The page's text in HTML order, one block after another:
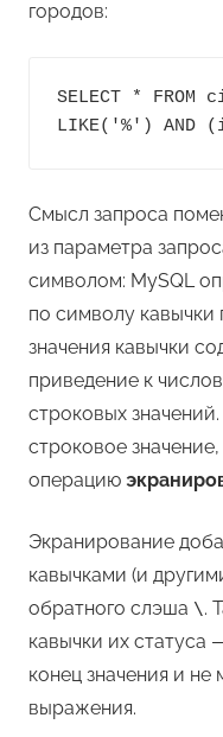
городов:
SELECT * FROM
Смысл запроса
из параметра
символом: MySQL
по символу кавычки
значения кавычки
приведение к
строковых
строковое
операцию
Экранирование
кавычками (и
обратного слэша \.
кавычки их
конец значения и не
выражения.